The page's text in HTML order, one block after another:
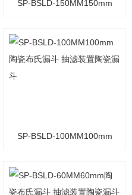
SP-BSLD-150MM150mm
瓷漏斗
SP-BSLD-100MM100mm
瓷漏斗